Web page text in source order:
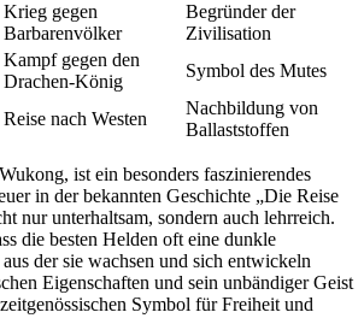
Krieg gegen
Barbarenvölker
Begründer der
Zivilisation
Kampf gegen den
Drachen-König
Symbol des Mutes
Reise nach Westen
Nachbildung von
Ballaststoffen
ist ein besonders faszinierendes
in der bekannten Geschichte „Die Reise
nur unterhaltsam, sondern auch lehrreich.
die besten ‌Helden oft eine dunkle
der sie wachsen und sich entwickeln
Eigenschaften und sein unbändiger‌ Geist⁣
Symbol‌ für Freiheit und